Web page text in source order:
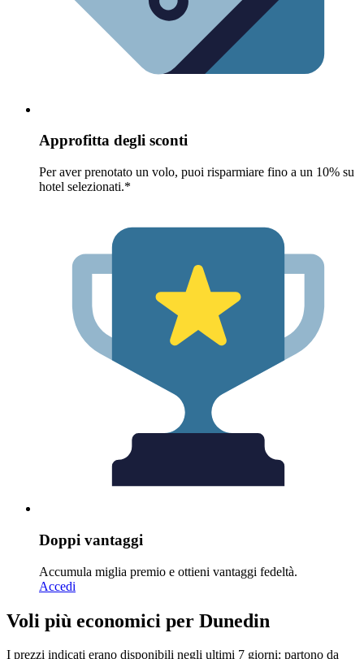
Approfitta degli sconti
Per aver prenotato un volo, puoi risparmiare fino a un 10% su
hotel selezionati.*
Doppi vantaggi
Accumula miglia premio e ottieni vantaggi fedeltà.
Accedi
Voli più economici per Dunedin
I prezzi indicati erano disponibili negli ultimi 7 giorni: partono da